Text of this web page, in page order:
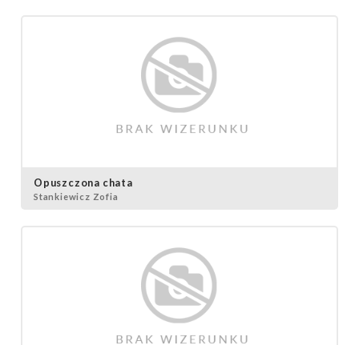
Opuszczona chata
Stankiewicz Zofia